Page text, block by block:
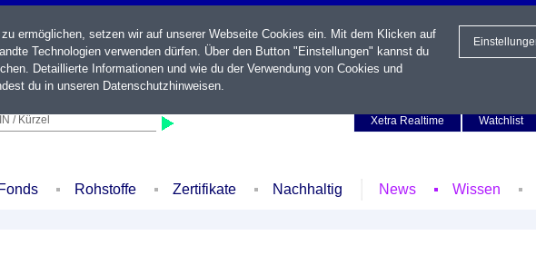
/ Kürzel
Xetra Realtime
Watchlist
Fonds Rohstoffe Zertifikate Nachhaltig News Wissen
ermöglichen, setzen wir auf unserer Webseite Cookies ein. Mit dem Klicken auf
Technologien verwenden dürfen. Über den Button "Einstellungen" kannst du
Detaillierte Informationen und wie du der Verwendung von Cookies und
du in unseren Datenschutzhinweisen.